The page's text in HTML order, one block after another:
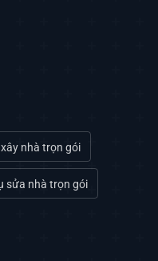
xây nhà trọn gói
sửa nhà trọn gói